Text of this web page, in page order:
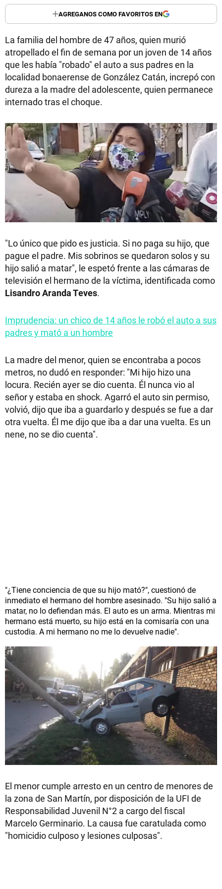
AGREGANOS COMO FAVORITOS EN
La familia del hombre de 47 años, quien murió
atropellado el fin de semana por un joven de 14 años
que les había "robado" el auto a sus padres en la
localidad bonaerense de González Catán, increpó con
dureza a la madre del adolescente, quien permanece
internado tras el choque.
"Lo único que pido es justicia. Si no paga su hijo, que
pague el padre. Mis sobrinos se quedaron solos y su
hijo salió a matar", le espetó frente a las cámaras de
televisión el hermano de la víctima, identificada como
Lisandro Aranda Teves.
Imprudencia: un chico de 14 años le robó el auto a sus
padres y mató a un hombre
La madre del menor, quien se encontraba a pocos
metros, no dudó en responder: "Mi hijo hizo una
locura. Recién ayer se dio cuenta. Él nunca vio al
señor y estaba en shock. Agarró el auto sin permiso,
volvió, dijo que iba a guardarlo y después se fue a dar
otra vuelta. Él me dijo que iba a dar una vuelta. Es un
nene, no se dio cuenta".
"¿Tiene conciencia de que su hijo mató?", cuestionó de
inmediato el hermano del hombre asesinado. "Su hijo salió a
matar, no lo defiendan más. El auto es un arma. Mientras mi
hermano está muerto, su hijo está en la comisaría con una
custodia. A mi hermano no me lo devuelve nadie".
El menor cumple arresto en un centro de menores de
la zona de San Martín, por disposición de la UFI de
Responsabilidad Juvenil N°2 a cargo del fiscal
Marcelo Germinario. La causa fue caratulada como
"homicidio culposo y lesiones culposas".